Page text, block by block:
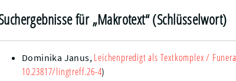
für „Makrotext“ (Schlüsselwort)
Dominika Janus, Leichenpredigt als Textkomplex/
10.23817/lingtreff.26-4)